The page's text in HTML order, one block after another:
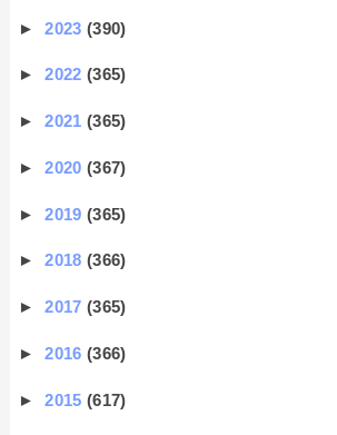
►2023(390)
►2022(365)
►2021(365)
►2020(367)
►2019(365)
►2018(366)
►2017(365)
►2016(366)
►2015(617)